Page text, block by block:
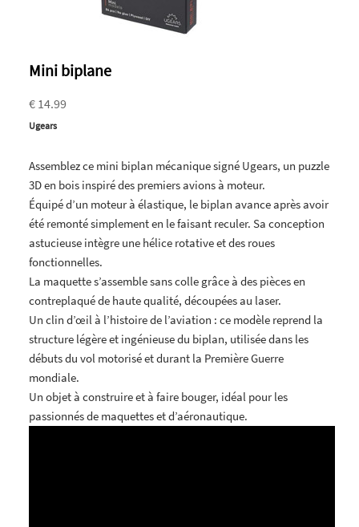
Mini biplane
€ 14.99
Ugears
Assemblez ce mini biplan mécanique signé Ugears, un puzzle
3D en bois inspiré des premiers avions à moteur.
Équipé d’un moteur à élastique, le biplan avance après avoir
été remonté simplement en le faisant reculer. Sa conception
astucieuse intègre une hélice rotative et des roues
fonctionnelles.
La maquette s’assemble sans colle grâce à des pièces en
contreplaqué de haute qualité, découpées au laser.
Un clin d’œil à l’histoire de l’aviation : ce modèle reprend la
structure légère et ingénieuse du biplan, utilisée dans les
débuts du vol motorisé et durant la Première Guerre
mondiale.
Un objet à construire et à faire bouger, idéal pour les
passionnés de maquettes et d’aéronautique.